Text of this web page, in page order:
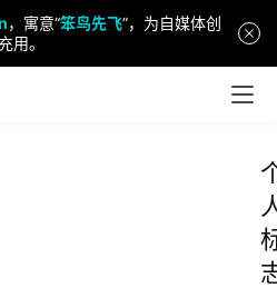
，寓意“笨鸟先飞”，为自媒体创
用。